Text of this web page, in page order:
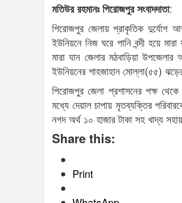
মতিউর রহমানঃ পিরোজপুর সংবাদদাতা:
পিরোজপুর জেলায় প্রাকৃতিক দুর্যোগ
ইউনিয়নে নিজ ঘরে পানি বন্দী হয়ে
মারা যান জেলার মঠবাড়িয়া
ইউনিয়নের শাহজাহান মোল্লা(৫৫) ঝড়ের
পিরোজপুর জেলা প্রশাসনের পক্ষ
মধ্যে দেয়াল চাপায় মৃতব্যক্তির
নগদ অর্থ ১০ হাজার টাকা সহ খাদ্য
Share this:
Print